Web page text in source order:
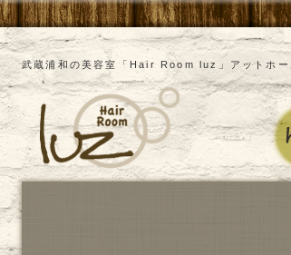
武蔵浦和の美容室「Hair Room luz」アットホー